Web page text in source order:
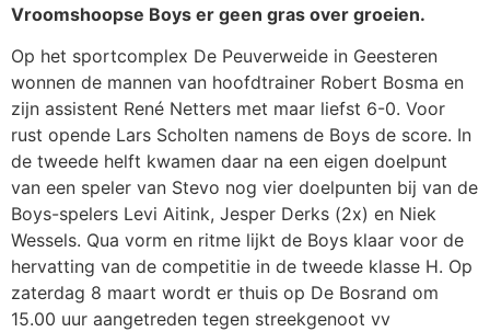
Vroomshoopse Boys er geen gras over groeien.
Op het sportcomplex De Peuverweide in Geesteren
wonnen de mannen van hoofdtrainer Robert Bosma en
zijn assistent René Netters met maar liefst 6-0. Voor
rust opende Lars Scholten namens de Boys de score. In
de tweede helft kwamen daar na een eigen doelpunt
van een speler van Stevo nog vier doelpunten bij van de
Boys-spelers Levi Aitink, Jesper Derks (2x) en Niek
Wessels. Qua vorm en ritme lijkt de Boys klaar voor de
hervatting van de competitie in de tweede klasse H. Op
zaterdag 8 maart wordt er thuis op De Bosrand om
15.00 uur aangetreden tegen streekgenoot vv